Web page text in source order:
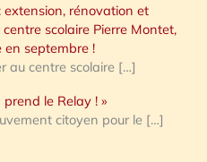
extension, rénovation et
scolaire Pierre Montet,
en septembre !
au centre scolaire […]
le Relay ! »
citoyen pour le […]